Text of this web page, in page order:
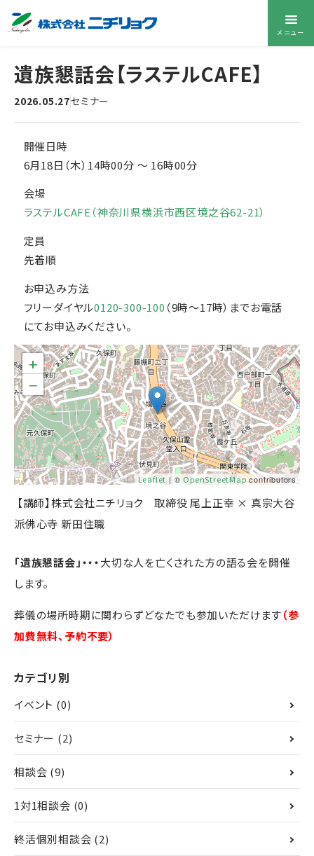
メニュー
遺族懇話会【ラステルCAFE】
2026.05.27セミナー
開催日時
6月18日（木）14時00分 〜 16時00分
会場
ラステルCAFE（神奈川県横浜市西区境之谷62-21）
定員
先着順
お申込み方法
フリーダイヤル0120-300-100 （9時～17時）までお電話
にてお申込みください。
+
−
Leaflet | © OpenStreetMapcontributors
【講師】株式会社ニチリョク 取締役 尾上正幸 × 真宗大谷
派佛心寺 新田住職
「遺族懇話会」・・・大切な人を亡くされた方の語る会を開催
します。
葬儀の場所時期に関わらずどなたでも参加いただけます（参
加費無料、予約不要）
カテゴリ別
イベント (0)
セミナー (2)
相談会 (9)
1対1相談会 (0)
終活個別相談会 (2)